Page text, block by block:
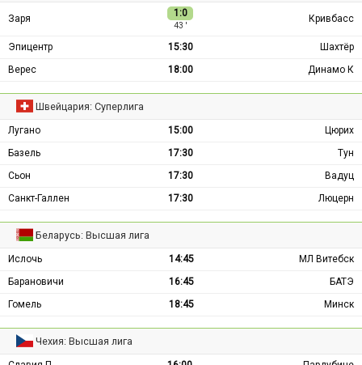
Заря 1:0
43 ′
Кривбасс
Эпицентр 15:30
Шахтёр
Верес
18:00 Динамо К
Швейцария: Суперлига
Лугано 15:00
Цюрих
Базель
17:30
Тун
Сьон
17:30
Вадуц
Санкт-Галлен
17:30 Люцерн
Беларусь: Высшая лига
Ислочь 14:45
МЛ Витебск
Барановичи
16:45
БАТЭ
Гомель
18:45 Минск
Чехия: Высшая лига